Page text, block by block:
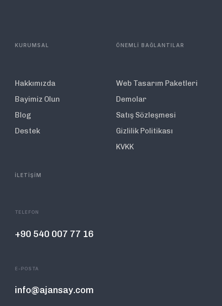
KURUMSAL
Hakkımızda
Bayimiz Olun
Blog
Destek
ÖNEMLİ BAĞLANTILAR
Web Tasarım Paketleri
Demolar
Satış Sözleşmesi
Gizlilik Politikası
KVKK
İLETİŞİM
TELEFON
+90 540 007 77 16
E-POSTA
info@ajansay.com